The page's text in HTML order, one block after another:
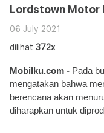
Lordstown Motor
06 July 2021
dilihat 372x
Mobilku.com - Pada
mengatakan bahwa
berencana akan
diharapkan untuk